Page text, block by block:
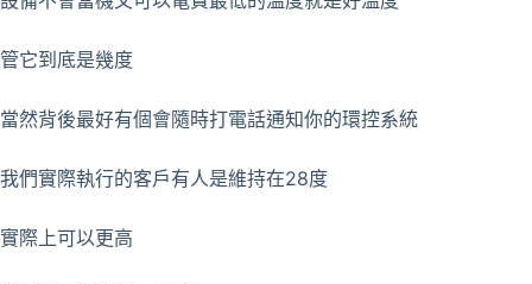
管它到底是幾度
當然背後最好有個會隨時打電話通知你的環控系統
我們實際執行的客戶有人是維持在28度
實際上可以更高